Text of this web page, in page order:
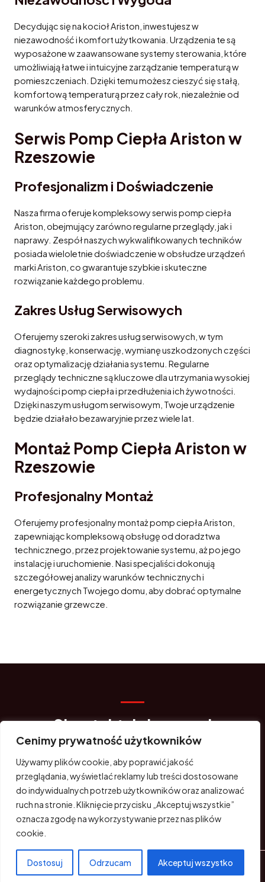
Cenimy prywatność użytkowników
Używamy plików cookie, aby poprawić jakość
przeglądania, wyświetlać reklamy lub treści dostosowane
do indywidualnych potrzeb użytkowników oraz analizować
ruch na stronie. Kliknięcie przycisku „Akceptuj wszystkie”
oznacza zgodę na wykorzystywanie przez nas plików
cookie.
Dostosuj Odrzucam Akceptuj wszystko
Decydując się na kocioł Ariston, inwestujesz w
niezawodność i komfort użytkowania. Urządzenia te są
wyposażone w zaawansowane systemy sterowania, które
umożliwiają łatwe i intuicyjne zarządzanie temperaturą w
pomieszczeniach. Dzięki temu możesz cieszyć się stałą,
komfortową temperaturą przez cały rok, niezależnie od
warunków atmosferycznych.
Serwis Pomp Ciepła Ariston w
Rzeszowie
Profesjonalizm i Doświadczenie
Nasza firma oferuje kompleksowy serwis pomp ciepła
Ariston, obejmujący zarówno regularne przeglądy, jak i
naprawy. Zespół naszych wykwalifikowanych techników
posiada wieloletnie doświadczenie w obsłudze urządzeń
marki Ariston, co gwarantuje szybkie i skuteczne
rozwiązanie każdego problemu.
Zakres Usług Serwisowych
Oferujemy szeroki zakres usług serwisowych, w tym
diagnostykę, konserwację, wymianę uszkodzonych części
oraz optymalizację działania systemu. Regularne
przeglądy techniczne są kluczowe dla utrzymania wysokiej
wydajności pomp ciepła i przedłużenia ich żywotności.
Dzięki naszym usługom serwisowym, Twoje urządzenie
będzie działało bezawaryjnie przez wiele lat.
Montaż Pomp Ciepła Ariston w
Rzeszowie
Profesjonalny Montaż
Oferujemy profesjonalny montaż pomp ciepła Ariston,
zapewniając kompleksową obsługę od doradztwa
technicznego, przez projektowanie systemu, aż po jego
instalację i uruchomienie. Nasi specjaliści dokonują
szczegółowej analizy warunków technicznych i
energetycznych Twojego domu, aby dobrać optymalne
rozwiązanie grzewcze.
Skontaktuj się z nami
Masz pytania? Jesteśmy do Twojej dyspozycji. Skorzystaj z
formularza kontaktowego lub zadzwoń.
KONTAKT
Prawa autorskie © 2026 NTS Tech Rzeszów